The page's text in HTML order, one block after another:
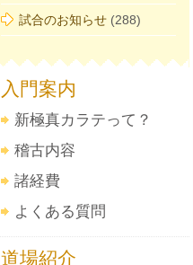
試合のお知らせ (288)
入門案内
新極真カラテって？
稽古内容
諸経費
よくある質問
道場紹介